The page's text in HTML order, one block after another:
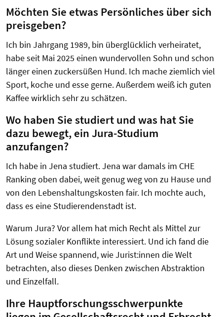
Möchten Sie etwas Persönliches über sich
preisgeben?
Ich bin Jahrgang 1989, bin überglücklich verheiratet,
habe seit Mai 2025 einen wundervollen Sohn und schon
länger einen zuckersüßen Hund. Ich mache ziemlich viel
Sport, koche und esse gerne. Außerdem weiß ich guten
Kaffee wirklich sehr zu schätzen.
Wo haben Sie studiert und was hat Sie
dazu bewegt, ein Jura-Studium
anzufangen?
Ich habe in Jena studiert. Jena war damals im CHE
Ranking oben dabei, weit genug weg von zu Hause und
von den Lebenshaltungskosten fair. Ich mochte auch,
dass es eine Studierendenstadt ist.
Warum Jura? Vor allem hat mich Recht als Mittel zur
Lösung sozialer Konflikte interessiert. Und ich fand die
Art und Weise spannend, wie Jurist:innen die Welt
betrachten, also dieses Denken zwischen Abstraktion
und Einzelfall.
Ihre Hauptforschungsschwerpunkte